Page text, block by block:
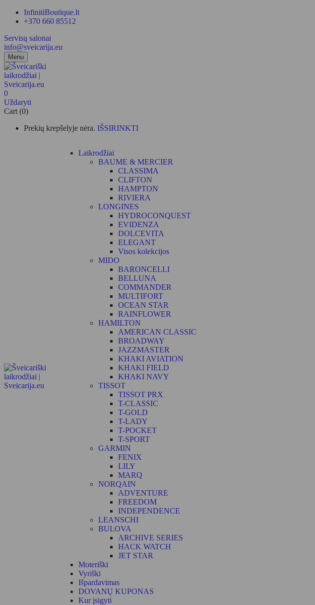
InfinitiBoutique.lt
+370 660 85512
Servisų salonai
info@sveicarija.eu
Menu
0
Uždaryti
Cart (0)
Prekių krepšelyje nėra. IŠSIRINKTI
Laikrodžiai
BAUME & MERCIER
CLASSIMA
CLIFTON
HAMPTON
RIVIERA
LONGINES
HYDROCONQUEST
EVIDENZA
DOLCEVITA
ELEGANT
Visos kolekcijos
MIDO
BARONCELLI
BELLUNA
COMMANDER
MULTIFORT
OCEAN STAR
RAINFLOWER
HAMILTON
AMERICAN CLASSIC
BROADWAY
JAZZMASTER
KHAKI AVIATION
KHAKI FIELD
KHAKI NAVY
TISSOT
TISSOT PRX
T-CLASSIC
T-GOLD
T-LADY
T-POCKET
T-SPORT
GARMIN
FENIX
LILY
MARQ
NORQAIN
ADVENTURE
FREEDOM
INDEPENDENCE
LEANSCHI
BULOVA
ARCHIVE SERIES
HACK WATCH
JET STAR
Moteriški
Vyriški
Išpardavimas
DOVANŲ KUPONAS
Kur įsigyti